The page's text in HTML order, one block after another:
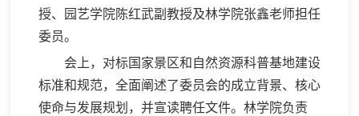
授、园艺学院陈红武副教授及林学院张鑫老师担任
委员。
会上，对标国家景区和自然资源科普基地建设
标准和规范，全面阐述了委员会的成立背景、核心
使命与发展规划，并宣读聘任文件。林学院负责